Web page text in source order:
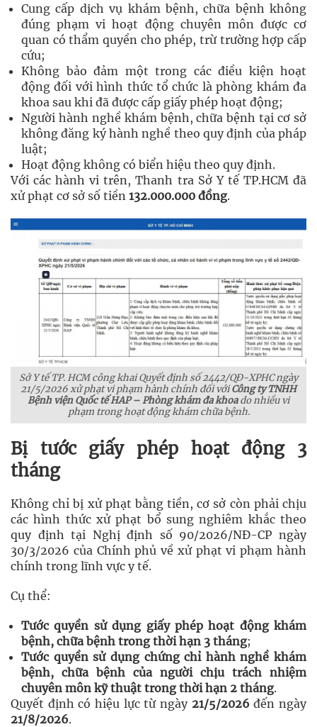
Cung cấp dịch vụ khám bệnh, chữa bệnh không
đúng phạm vi hoạt động chuyên môn được cơ
quan có thẩm quyền cho phép, trừ trường hợp cấp
cứu;
Không bảo đảm một trong các điều kiện hoạt
động đối với hình thức tổ chức là phòng khám đa
khoa sau khi đã được cấp giấy phép hoạt động;
Người hành nghề khám bệnh, chữa bệnh tại cơ sở
không đăng ký hành nghề theo quy định của pháp
luật;
Hoạt động không có biển hiệu theo quy định.
Với các hành vi trên, Thanh tra Sở Y tế TP.HCM đã
xử phạt cơ sở số tiền 132.000.000 đồng.
Sở Y tế TP. HCM công khai Quyết định số 2442/QĐ-XPHC ngày
21/5/2026 xử phạt vi phạm hành chính đối vớiCông ty TNHH
Bệnh viện Quốc tế HAP – Phòng khám đa khoado nhiều vi
phạm trong hoạt động khám chữa bệnh.
Bị tước giấy phép hoạt động 3
tháng
Không chỉ bị xử phạt bằng tiền, cơ sở còn phải chịu
các hình thức xử phạt bổ sung nghiêm khắc theo
quy định tại Nghị định số 90/2026/NĐ-CP ngày
30/3/2026 của Chính phủ về xử phạt vi phạm hành
chính trong lĩnh vực y tế.
Cụ thể:
Tước quyền sử dụng giấy phép hoạt động khám
bệnh, chữa bệnh trong thời hạn 3 tháng;
Tước quyền sử dụng chứng chỉ hành nghề khám
bệnh, chữa bệnh của người chịu trách nhiệm
chuyên môn kỹ thuật trong thời hạn 2 tháng.
Quyết định có hiệu lực từ ngày 21/5/2026 đến ngày
21/8/2026.